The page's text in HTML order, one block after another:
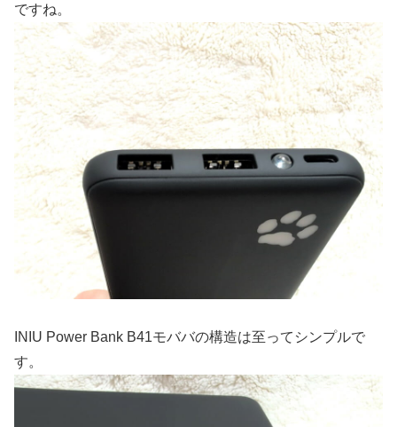
ですね。
INIU Power Bank B41モババの構造は至ってシンプルで
す。